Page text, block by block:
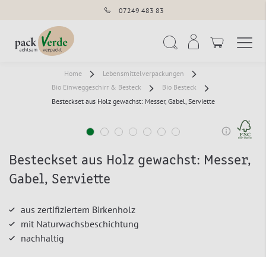
07249 483 83
Home
Lebensmittelverpackungen
Bio Einweggeschirr & Besteck
Bio Besteck
Besteckset aus Holz gewachst: Messer, Gabel, Serviette
Besteckset aus Holz gewachst: Messer,
Gabel, Serviette
aus zertifiziertem Birkenholz
mit Naturwachsbeschichtung
nachhaltig